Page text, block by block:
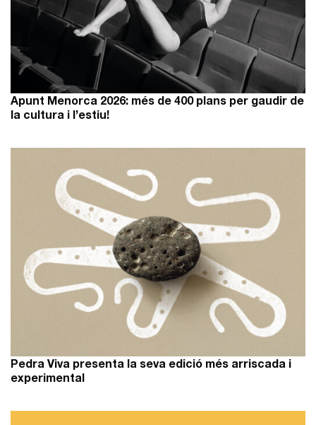
Apunt Menorca 2026: més de 400 plans per gaudir de
la cultura i l’estiu!
Pedra Viva presenta la seva edició més arriscada i
experimental